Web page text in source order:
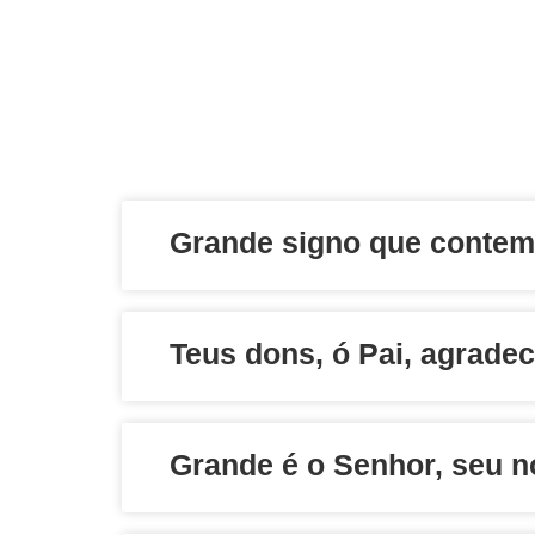
Grande signo que
Teus dons, ó Pai,
Grande é o Senhor, seu